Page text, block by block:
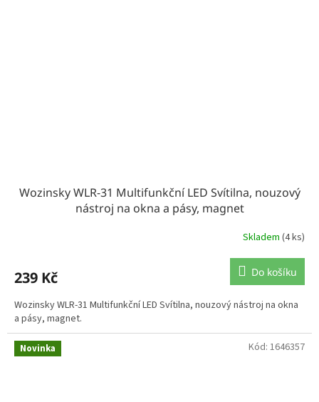
Wozinsky WLR-31 Multifunkční LED Svítilna, nouzový
nástroj na okna a pásy, magnet
Skladem (4 ks)
239 Kč Do košíku
Wozinsky WLR-31 Multifunkční LED Svítilna, nouzový nástroj na okna
a pásy, magnet.
Novinka Kód: 1646357